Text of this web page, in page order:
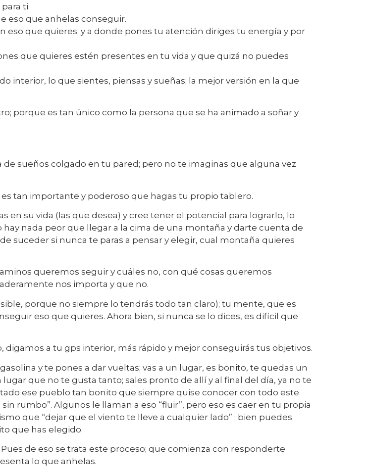
ti.
eso que anhelas conseguir.
eso que quieres; y a donde pones tu atención diriges tu energía y por
que quieres estén presentes en tu vida y que quizá no puedes
interior, lo que sientes, piensas y sueñas; la mejor versión en la que
porque es tan único como la persona que se ha animado a soñar y
sueños colgado en tu pared; pero no te imaginas que alguna vez
tan importante y poderoso que hagas tu propio tablero.
en su vida (las que desea) y cree tener el potencial para lograrlo, lo
nada peor que llegar a la cima de una montaña y darte cuenta de
suceder si nunca te paras a pensar y elegir, cual montaña quieres
queremos seguir y cuáles no, con qué cosas queremos
nos importa y que no.
porque no siempre lo tendrás todo tan claro); tu mente, que es
eso que quieres. Ahora bien, si nunca se lo dices, es difícil que
a tu gps interior, más rápido y mejor conseguirás tus objetivos.
y te pones a dar vueltas; vas a un lugar, es bonito, te quedas un
que no te gusta tanto; sales pronto de allí y al final del día, ya no te
ese pueblo tan bonito que siempre quise conocer con todo este
rumbo”. Algunos le llaman a eso “fluir”, pero eso es caer en tu propia
que “dejar que el viento te lleve a cualquier lado” ; bien puedes
que has elegido.
de eso se trata este proceso; que comienza con responderte
lo que anhelas.